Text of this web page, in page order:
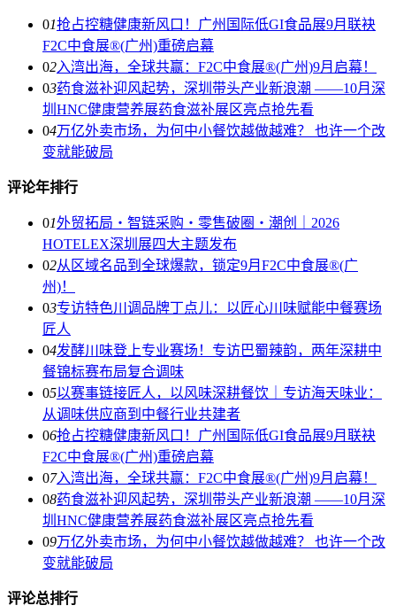
01抢占控糖健康新风口！广州国际低GI食品展9月联袂
F2C中食展®(广州)重磅启幕
02入湾出海，全球共赢：F2C中食展®(广州)9月启幕！
03药食滋补迎风起势，深圳带头产业新浪潮 ——10月深
圳HNC健康营养展药食滋补展区亮点抢先看
04万亿外卖市场，为何中小餐饮越做越难？ 也许一个改
变就能破局
评论年排行
01外贸拓局・智链采购・零售破圈・潮创｜2026
HOTELEX深圳展四大主题发布
02从区域名品到全球爆款，锁定9月F2C中食展®(广
州)！
03专访特色川调品牌丁点儿：以匠心川味赋能中餐赛场
匠人
04发酵川味登上专业赛场！专访巴蜀辣韵，两年深耕中
餐锦标赛布局复合调味
05以赛事链接匠人，以风味深耕餐饮｜专访海天味业：
从调味供应商到中餐行业共建者
06抢占控糖健康新风口！广州国际低GI食品展9月联袂
F2C中食展®(广州)重磅启幕
07入湾出海，全球共赢：F2C中食展®(广州)9月启幕！
08药食滋补迎风起势，深圳带头产业新浪潮 ——10月深
圳HNC健康营养展药食滋补展区亮点抢先看
09万亿外卖市场，为何中小餐饮越做越难？ 也许一个改
变就能破局
评论总排行